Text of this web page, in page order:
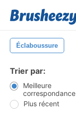
Éclaboussure
Trier par:
Meilleure
correspondance
Plus récent